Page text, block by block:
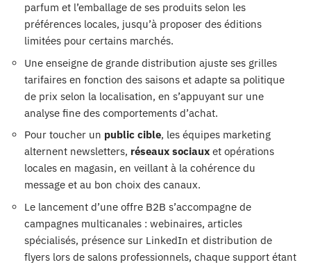
parfum et l’emballage de ses produits selon les
préférences locales, jusqu’à proposer des éditions
limitées pour certains marchés.
Une enseigne de grande distribution ajuste ses grilles
tarifaires en fonction des saisons et adapte sa politique
de prix selon la localisation, en s’appuyant sur une
analyse fine des comportements d’achat.
Pour toucher un public cible, les équipes marketing
alternent newsletters, réseaux sociaux et opérations
locales en magasin, en veillant à la cohérence du
message et au bon choix des canaux.
Le lancement d’une offre B2B s’accompagne de
campagnes multicanales : webinaires, articles
spécialisés, présence sur LinkedIn et distribution de
flyers lors de salons professionnels, chaque support étant